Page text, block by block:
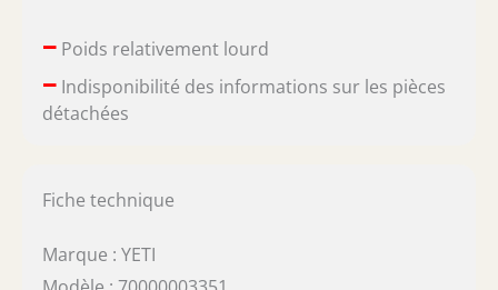
–Poids relativement lourd
–Indisponibilité des informations sur les pièces
détachées
Fiche technique
Marque : YETI